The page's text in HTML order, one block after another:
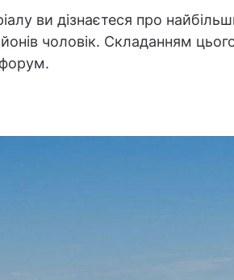
ви дізнаєтеся про
чоловік. Складанням